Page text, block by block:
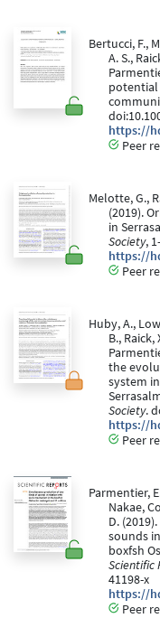
Bertucci, F.,
A. S.,
potential
https://
Peer
Melotte, G.,
(2019).
in
Society,
https://
Peer
Huby, A.,
B.,
the
system
Society.
https://
Peer
Parmentier,
Nakae,
D.
sounds
boxfsh
Scientific
41198-x
https://
Peer